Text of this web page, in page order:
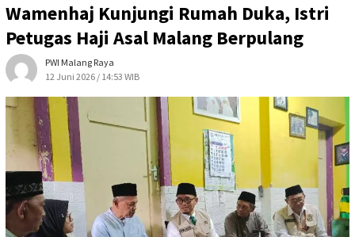
Wamenhaj Kunjungi Rumah Duka, Istri
Petugas Haji Asal Malang Berpulang
PWI Malang Raya
12 Juni 2026 / 14:53 WIB